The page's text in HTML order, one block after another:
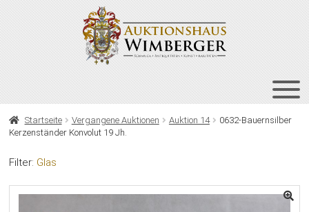
HOME
Startseite Vergangene Auktionen Auktion 14
0632-Bauernsilber
Kerzenständer Konvolut 19 Jh.
Filter: Glas